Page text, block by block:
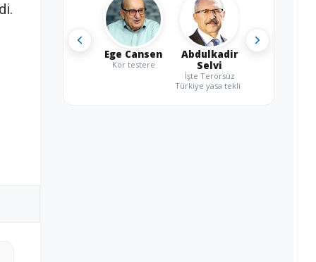
Ege Cansen
Kör testere
Abdulkadir
Selvi
İşte Terörsüz
Türkiye yasa teklifi